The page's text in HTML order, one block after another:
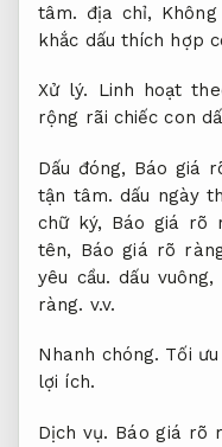
tâm. địa chỉ,
khắc dấu thích hợp
Xử lý. Linh hoạt
rộng rãi chiếc con
Dấu đóng, Báo giá
tận tâm. dấu ngày
chữ ký, Báo giá rõ
tên, Báo giá rõ
yêu cầu. dấu vuông,
ràng. v.v.
Nhanh chóng. Tối
lợi ích.
Dịch vụ. Báo giá rõ